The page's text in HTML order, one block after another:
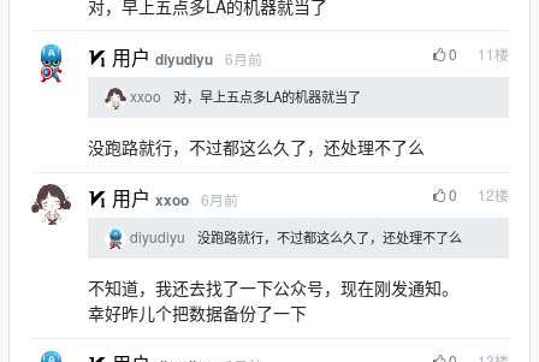
对，早上五点多LA的机器就当了
用户diyudiyu 6月前 0 11楼
xxoo 对，早上五点多LA的机器就当了
没跑路就行，不过都这么久了，还处理不了么
用户xxoo 6月前 0 12楼
diyudiyu 没跑路就行，不过都这么久了，还处理不了么
不知道，我还去找了一下公众号，现在刚发通知。
幸好昨儿个把数据备份了一下